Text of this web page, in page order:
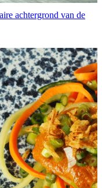
achtergrond van de